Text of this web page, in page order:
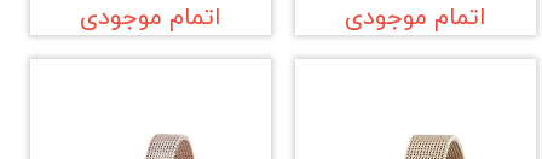
اتمام موجودی اتمام موجودی